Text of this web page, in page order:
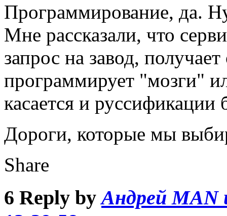
Программирование, да.
Мне рассказали, что
запрос на завод,
программирует "мозги"
касается и руссификации
Дороги, которые мы
Share
6 Reply byАндрей MAN